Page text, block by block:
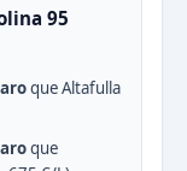
95
que Altafulla
que